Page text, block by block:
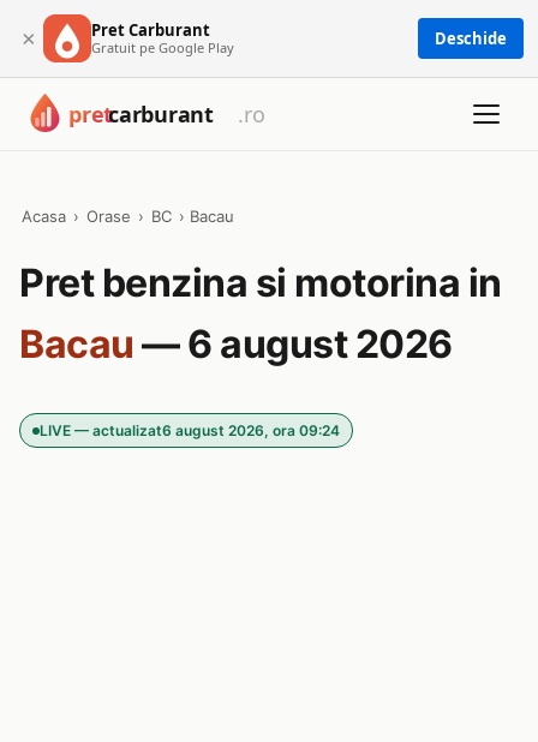
× Pret Carburant
Gratuit pe Google Play Deschide
Acasa › Orase › BC › Bacau
Pret benzina si motorina in
Bacau — 6 august 2026
LIVE — actualizat6 august 2026, ora 09:24